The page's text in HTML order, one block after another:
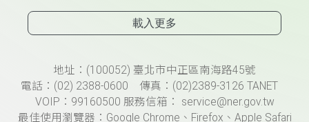
載入更多
頁尾資訊地址：(100052) 臺北市中正區南海路45號
電話：(02) 2388-0600 傳真：(02)2389-3126 TANET
VOIP：99160500 服務信箱： service@ner.gov.tw
最佳使用瀏覽器：Google Chrome、Firefox、Apple Safari